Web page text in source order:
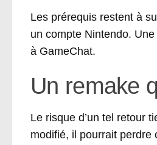
Les prérequis restent à
un compte Nintendo.
à GameChat.
Un remake
Le risque d’un tel retour
modifié, il pourrait perdre